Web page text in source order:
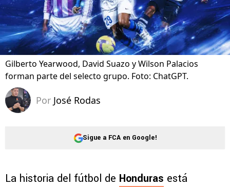
Gilberto Yearwood, David Suazo y Wilson Palacios
forman parte del selecto grupo. Foto: ChatGPT.
Por José Rodas
Sigue a FCA en Google!
La historia del fútbol de Honduras está